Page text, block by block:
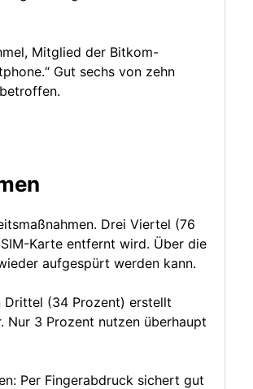
Mitglied der Bitkom-
Gut sechs von zehn
Drei Viertel (76
Karte entfernt wird. Über die
aufgespürt werden kann.
Drittel (34 Prozent) erstellt
3 Prozent nutzen überhaupt
Per Fingerabdruck sichert gut